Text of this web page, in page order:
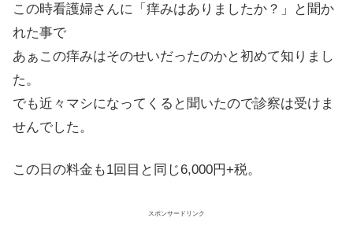
この時看護婦さんに「痒みはありましたか？」と聞か
れた事で
あぁこの痒みはそのせいだったのかと初めて知りまし
た。
でも近々マシになってくると聞いたので診察は受けま
せんでした。
この日の料金も1回目と同じ6,000円+税。
スポンサードリンク